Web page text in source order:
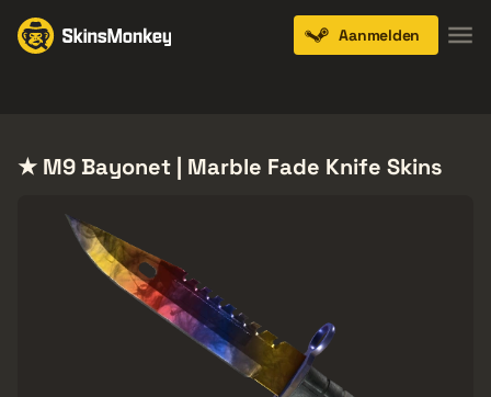
Aanmelden
★ M9 Bayonet | Marble Fade Knife Skins